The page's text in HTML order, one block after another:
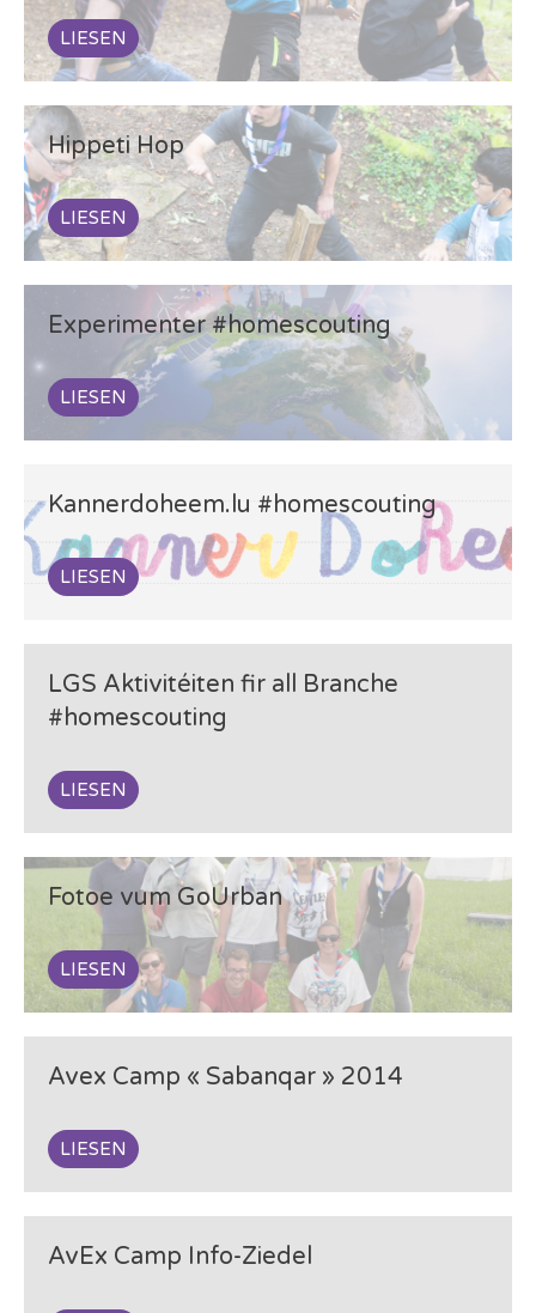
LIESEN
Hippeti Hop
LIESEN
Experimenter #homescouting
LIESEN
Kannerdoheem.lu #homescouting
LIESEN
LGS Aktivitéiten fir all Branche
#homescouting
LIESEN
Fotoe vum GoUrban
LIESEN
Avex Camp « Sabanqar » 2014
LIESEN
AvEx Camp Info-Ziedel